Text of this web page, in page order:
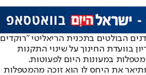
הבולטים בתכנית הריאליטי "רוקדים
בוועדת החינוך על שינוי התקנות
במעונות היום לפעוטות.
את היחס לו הוא זוכה מהמטפלות